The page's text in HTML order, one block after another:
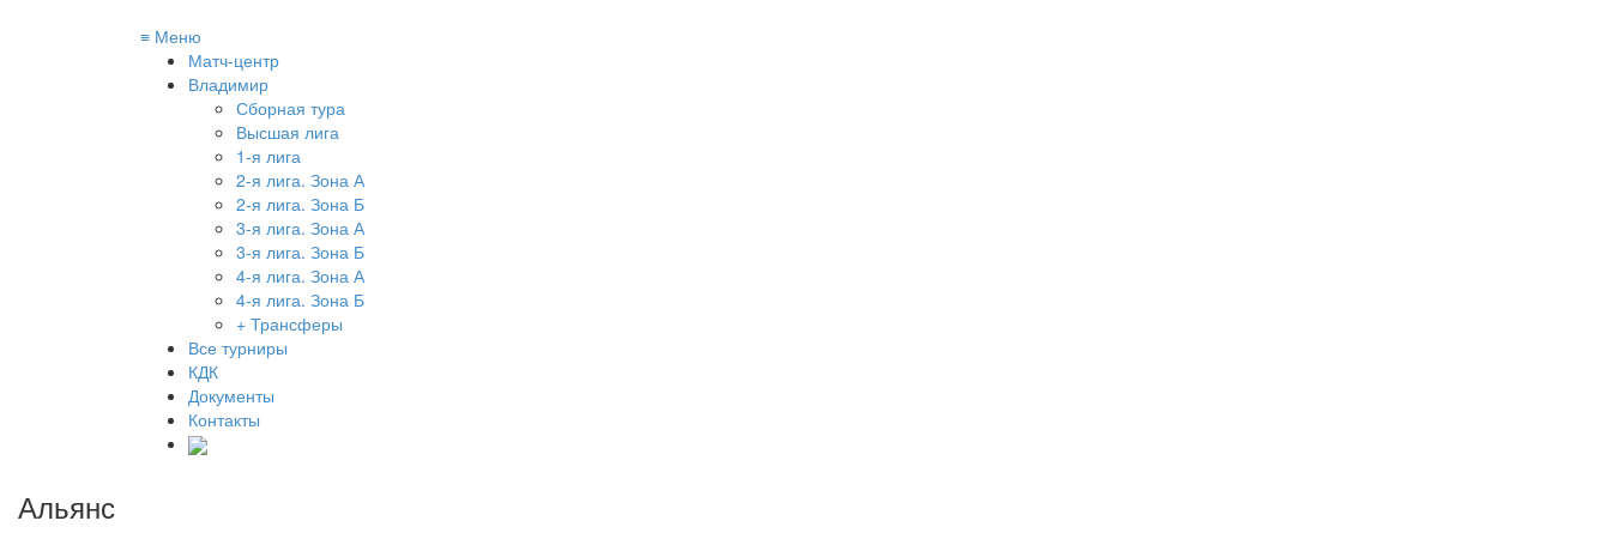
≡ Меню
Матч-центр
Владимир
Сборная тура
Высшая лига
1-я лига
2-я лига. Зона А
2-я лига. Зона Б
3-я лига. Зона А
3-я лига. Зона Б
4-я лига. Зона А
4-я лига. Зона Б
+ Трансферы
Все турниры
КДК
Документы
Контакты
Альянс